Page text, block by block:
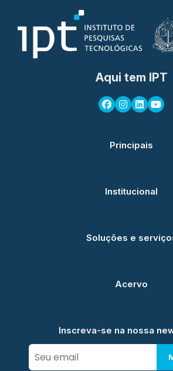
Aqui tem IPT
Principais
Institucional
Soluções e
Acervo
Inscreva-se na nossa